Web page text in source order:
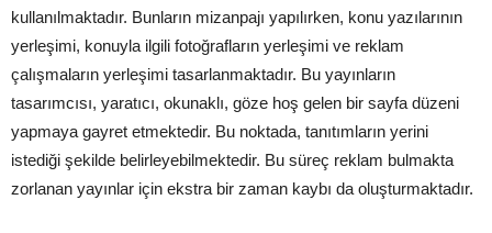
kullanılmaktadır. Bunların mizanpajı yapılırken, konu yazılarının
yerleşimi, konuyla ilgili fotoğrafların yerleşimi ve reklam
çalışmaların yerleşimi tasarlanmaktadır. Bu yayınların
tasarımcısı, yaratıcı, okunaklı, göze hoş gelen bir sayfa düzeni
yapmaya gayret etmektedir. Bu noktada, tanıtımların yerini
istediği şekilde belirleyebilmektedir. Bu süreç reklam bulmakta
zorlanan yayınlar için ekstra bir zaman kaybı da oluşturmaktadır.